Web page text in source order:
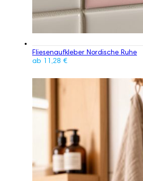
Fliesenaufkleber Nordische Ruhe
ab 11,28 €